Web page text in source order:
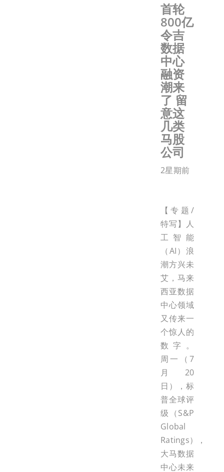
首轮
800亿
令吉
数据
中心
融资
潮来
了 留
意这
几类
马股
公司
2星期前
【专题/
特写】人
工智能
（AI）浪
潮方兴未
艾，马来
西亚数据
中心领域
又传来一
个惊人的
数字。
周一（7
月20
日），标
普全球评
级（S&P
Global
Ratings），
大马数据
中心未来